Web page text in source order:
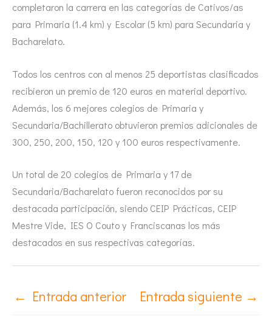
completaron la carrera en las categorías de Cativos/as
para Primaria (1.4 km) y Escolar (5 km) para Secundaria y
Bacharelato.
Todos los centros con al menos 25 deportistas clasificados
recibieron un premio de 120 euros en material deportivo.
Además, los 6 mejores colegios de Primaria y
Secundaria/Bachillerato obtuvieron premios adicionales de
300, 250, 200, 150, 120 y 100 euros respectivamente.
Un total de 20 colegios de Primaria y 17 de
Secundaria/Bacharelato fueron reconocidos por su
destacada participación, siendo CEIP Prácticas, CEIP
Mestre Vide, IES O Couto y Franciscanas los más
destacados en sus respectivas categorías.
← Entrada anterior Entrada siguiente →